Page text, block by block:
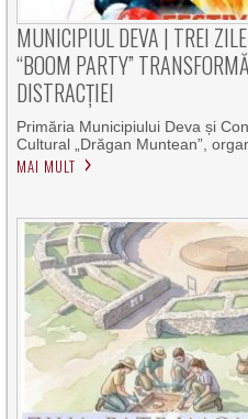
MUNICIPIUL DEVA | TREI
“BOOM PARTY”
DISTRACȚIEI
Primăria Municipiului Deva și
Cultural „Drăgan Muntean”,
MAI MULT